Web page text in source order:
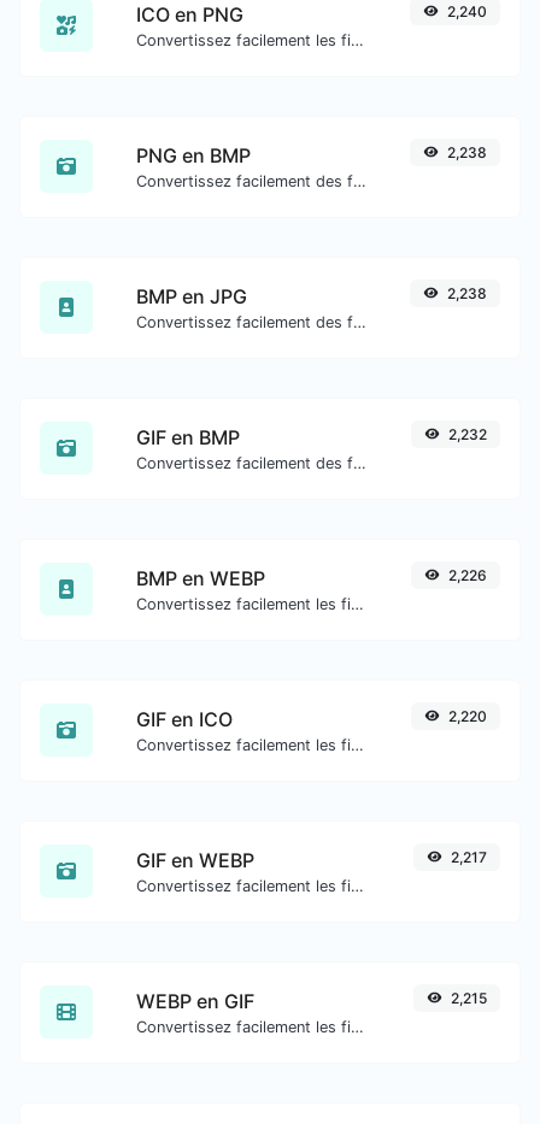
ICO en PNG
Convertissez facilement les fichiers image ICO en PNG.
2,240
PNG en BMP
Convertissez facilement des fichiers image PNG en BMP.
2,238
BMP en JPG
Convertissez facilement des fichiers image BMP en JPG.
2,238
GIF en BMP
Convertissez facilement des fichiers image GIF en BMP.
2,232
BMP en WEBP
Convertissez facilement les fichiers image BMP en WEBP.
2,226
GIF en ICO
Convertissez facilement les fichiers image GIF en ICO.
2,220
GIF en WEBP
Convertissez facilement les fichiers image GIF en WEBP.
2,217
WEBP en GIF
Convertissez facilement les fichiers image WEBP en GIF.
2,215